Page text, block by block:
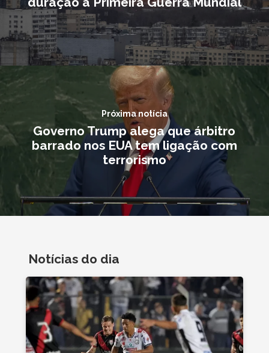
Próxima notícia
Governo Trump alega que árbitro
barrado nos EUA tem ligação com
terrorismo
Notícias do dia